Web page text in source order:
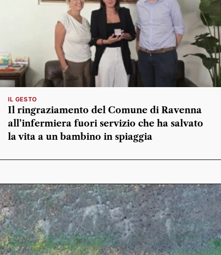
IL GESTO
Il ringraziamento del Comune di Ravenna
all’infermiera fuori servizio che ha salvato
la vita a un bambino in spiaggia